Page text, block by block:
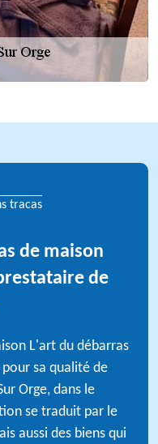
tracas
de maison
de
L'art du débarras
sa qualité de
Orge, dans le
se traduit par le
aussi des biens qui